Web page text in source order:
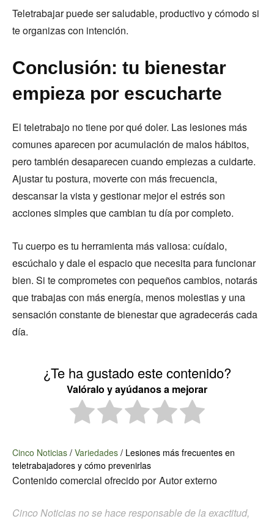
Teletrabajar puede ser saludable, productivo y cómodo si
te organizas con intención.
Conclusión: tu bienestar
empieza por escucharte
El teletrabajo no tiene por qué doler. Las lesiones más
comunes aparecen por acumulación de malos hábitos,
pero también desaparecen cuando empiezas a cuidarte.
Ajustar tu postura, moverte con más frecuencia,
descansar la vista y gestionar mejor el estrés son
acciones simples que cambian tu día por completo.
Tu cuerpo es tu herramienta más valiosa: cuídalo,
escúchalo y dale el espacio que necesita para funcionar
bien. Si te comprometes con pequeños cambios, notarás
que trabajas con más energía, menos molestias y una
sensación constante de bienestar que agradecerás cada
día.
¿Te ha gustado este contenido?
Valóralo y ayúdanos a mejorar
Cinco Noticias / Variedades / Lesiones más frecuentes en
teletrabajadores y cómo prevenirlas
Contenido comercial ofrecido por Autor externo
Cinco Noticias no se hace responsable de la exactitud,